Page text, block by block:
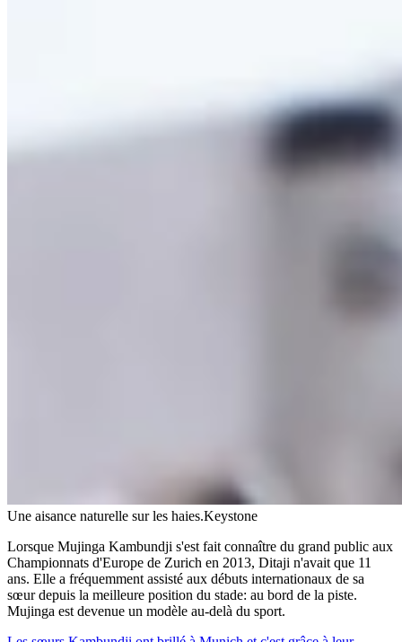
Une aisance naturelle sur les haies.Keystone
Lorsque Mujinga Kambundji s'est fait connaître du grand public aux
Championnats d'Europe de Zurich en 2013, Ditaji n'avait que 11
ans. Elle a fréquemment assisté aux débuts internationaux de sa
sœur depuis la meilleure position du stade: au bord de la piste.
Mujinga est devenue un modèle au-delà du sport.